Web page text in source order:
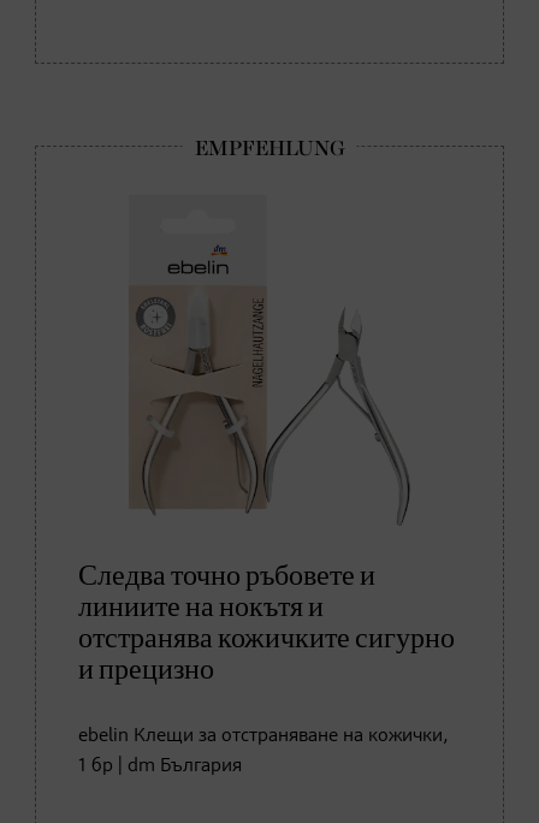
Следва точно ръбовете и
линиите на нокътя и
отстранява кожичките сигурно
и прецизно
ebelin Клещи за отстраняване на кожички,
1 бр | dm България